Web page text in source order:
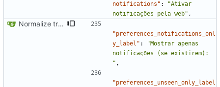
notifications" :
"Ativar
notificações pela web" ,
Normalize translation key for user prefrerences
"preferences_notifications_onl
y_label" :
"Mostrar apenas
notificações (se existirem):
" ,
"preferences_unseen_only_label